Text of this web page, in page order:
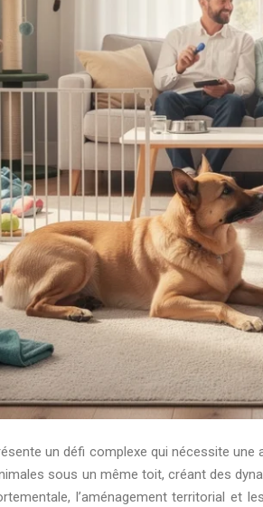
un défi complexe qui nécessite
sous un même toit, créant des
l’aménagement territorial et